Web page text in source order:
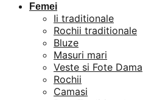
Femei
Ii traditionale
Rochii traditionale
Bluze
Masuri mari
Veste si Fote Dama
Rochii
Camasi